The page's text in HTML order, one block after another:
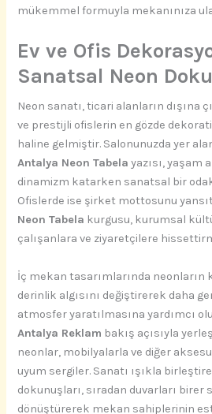
mükemmel formuyla mekanınıza
Ev ve Ofis
Sanatsal Neon
Neon sanatı, ticari alanların dışına
ve prestijli ofislerin en gözde
haline gelmiştir. Salonunuzda yer
Antalya Neon Tabela yazısı, yaşam
dinamizm katarken sanatsal bir
Ofislerde ise şirket mottosunu
Neon Tabela kurgusu, kurumsal
çalışanlara ve ziyaretçilere
İç mekan tasarımlarında neonların
derinlik algısını değiştirerek daha
atmosfer yaratılmasına yardımcı
Antalya Reklam bakış açısıyla
neonlar, mobilyalarla ve diğer
uyum sergiler. Sanatı ışıkla
dokunuşları, sıradan duvarları birer
dönüştürerek mekan sahiplerinin